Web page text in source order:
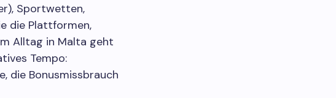
Sportwetten,
die Plattformen,
Alltag in Malta geht
Tempo:
die Bonusmissbrauch